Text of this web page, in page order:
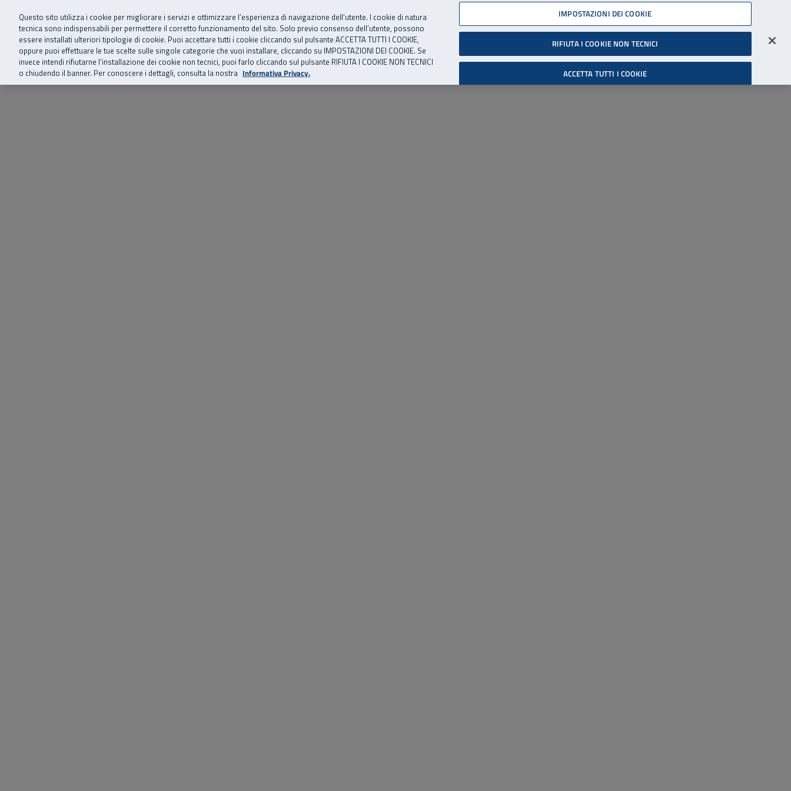
Vai al menu principale
Vai al contenuto principale
Vai al Footer 06 45539607
SuperAbile - il Contact Center Inail per il mondo della disabilità
Home Chi siamo Storie, news ed eventi Risorse utili Supporto Accessibilità
Cerca
Accedi all'area riservata
Questo sito utilizza i cookie per migliorare i servizi e ottimizzare l’esperienza di navigazione dell’utente. I cookie di natura
tecnica sono indispensabili per permettere il corretto funzionamento del sito. Solo previo consenso dell’utente, possono
essere installati ulteriori tipologie di cookie. Puoi accettare tutti i cookie cliccando sul pulsante ACCETTA TUTTI I COOKIE,
oppure puoi effettuare le tue scelte sulle singole categorie che vuoi installare, cliccando su IMPOSTAZIONI DEI COOKIE. Se
invece intendi rifiutarne l’installazione dei cookie non tecnici, puoi farlo cliccando sul pulsante RIFIUTA I COOKIE NON TECNICI
o chiudendo il banner. Per conoscere i dettagli, consulta la nostra Informativa Privacy.
IMPOSTAZIONI DEI COOKIE
RIFIUTA I COOKIE NON TECNICI
ACCETTA TUTTI I COOKIE